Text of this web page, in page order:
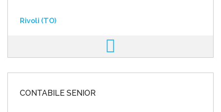
Rivoli (TO)
CONTABILE SENIOR